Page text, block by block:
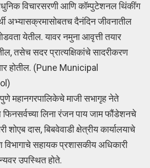
विचारसरणी आणि कॉम्पुटेशनल थिंकींग
अभ्यासक्रमासोबतच दैनंदिन जीवनातील
येतील. यावर नमुना आवृत्ती तयार
तसेच सदर प्रात्यक्षिकांचे सादरीकरण
होतील. (Pune Municipal
महानगरपालिकेचे माजी सभागृह नेते
फिनसर्वच्या लिना रंजन पाय जाम फौंडेशनचे
शोएब दास, बिबवेवाडी क्षेत्रीय कार्यालयाचे
सहायक प्रशासकीय अधिकारी
उपस्थित होते.